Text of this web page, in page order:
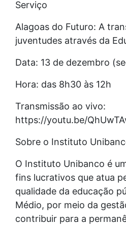
Serviço
Alagoas do Futuro: A
juventudes através da
Data: 13 de dezembro
Hora: das 8h30 às 12h
Transmissão ao vivo:
https://youtu.be/
Sobre o Instituto
O Instituto Unibanco é
fins lucrativos que atua
qualidade da educação
Médio, por meio da
contribuir para a